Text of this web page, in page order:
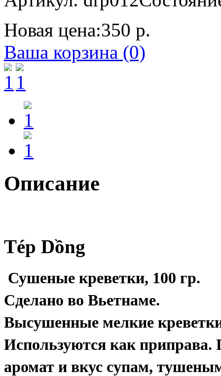
Новая цена:350 р.
Ваша корзина (0)
Описание
Tép Dồng
Сушеные креветки, 100 гр.
Сделано во Вьетнаме.
Высушенные мелкие
Используются как
аромат и вкус супам,